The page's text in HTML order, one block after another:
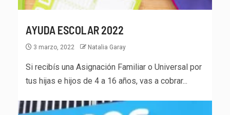
AYUDA ESCOLAR 2022
3 marzo, 2022 Natalia Garay
Si recibís una Asignación Familiar o Universal por
tus hijas e hijos de 4 a 16 años, vas a cobrar...